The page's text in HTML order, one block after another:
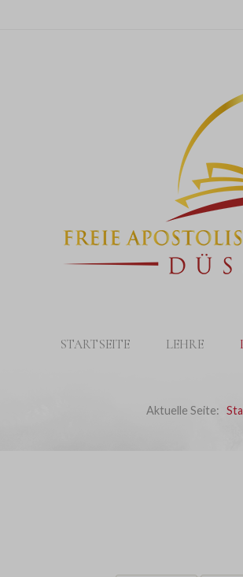
STARTSEITE LEHRE
Aktuelle Seite: